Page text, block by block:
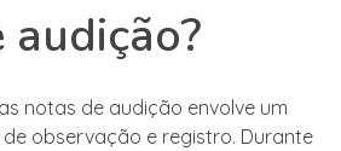
notas de audição envolve um
observação e registro. Durante